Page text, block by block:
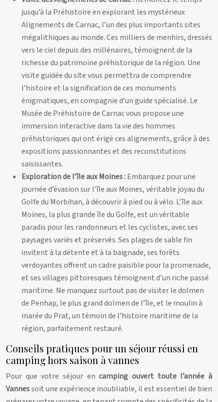
jusqu’à la Préhistoire en explorant les mystérieux
Alignements de Carnac, l’un des plus importants sites
mégalithiques au monde. Ces milliers de menhirs, dressés
vers le ciel depuis des millénaires, témoignent de la
richesse du patrimoine préhistorique de la région. Une
visite guidée du site vous permettra de comprendre
l’histoire et la signification de ces monuments
énigmatiques, en compagnie d’un guide spécialisé. Le
Musée de Préhistoire de Carnac vous propose une
immersion interactive dans la vie des hommes
préhistoriques qui ont érigé ces alignements, grâce à des
expositions passionnantes et des reconstitutions
saisissantes.
Exploration de l’île aux Moines :Embarquez pour une
journée d’évasion sur l’île aux Moines, véritable joyau du
Golfe du Morbihan, à découvrir à pied ou à vélo. L’île aux
Moines, la plus grande île du Golfe, est un véritable
paradis pour les randonneurs et les cyclistes, avec ses
paysages variés et préservés. Ses plages de sable fin
invitent à la détente et à la baignade, ses forêts
verdoyantes offrent un cadre paisible pour la promenade,
et ses villages pittoresques témoignent d’un riche passé
maritime. Ne manquez surtout pas de visiter le dolmen
de Penhap, le plus grand dolmen de l’île, et le moulin à
marée du Prat, un témoin de l’histoire maritime de la
région, parfaitement restauré.
Conseils pratiques pour un séjour réussi en
camping hors saison à vannes
Pour que votre séjour encamping ouvert toute l’année à
Vannessoit une expérience inoubliable, il est essentiel de bien